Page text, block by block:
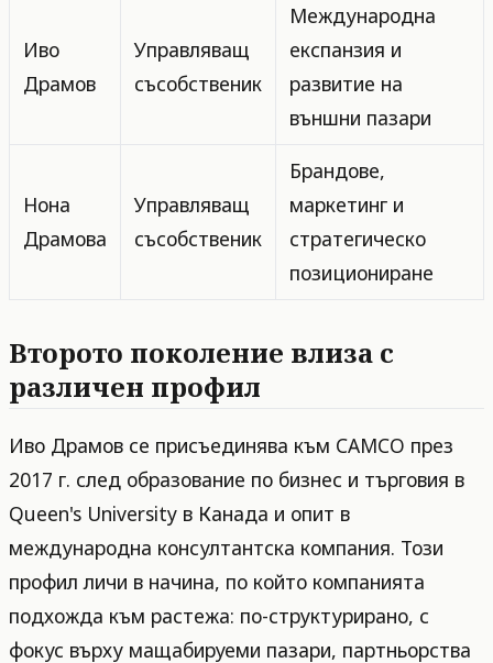
Иво
Драмов
Управляващ
съсобственик
Международна
експанзия и
развитие на
външни пазари
Нона
Драмова
Управляващ
съсобственик
Брандове,
маркетинг и
стратегическо
позициониране
Второто поколение влиза с
различен профил
Иво Драмов се присъединява към CAMCO през
2017 г. след образование по бизнес и търговия в
Queen's University в Канада и опит в
международна консултантска компания. Този
профил личи в начина, по който компанията
подхожда към растежа: по-структурирано, с
фокус върху мащабируеми пазари, партньорства